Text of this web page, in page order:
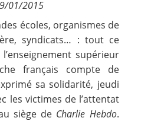
01/2015
écoles, organismes de
syndicats… : tout ce
supérieur
français compte de
sa solidarité, jeudi
les victimes de l’attentat
siège de Charlie Hebdo.